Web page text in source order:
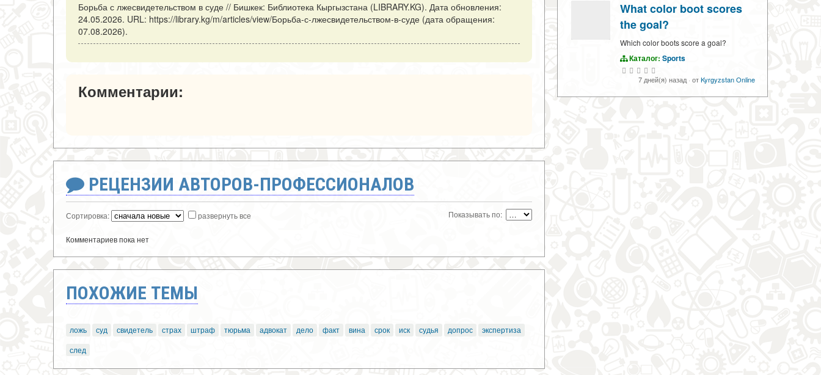
Борьба с лжесвидетельством в суде // Бишкек: Библиотека Кыргызстана (LIBRARY.KG). Дата обновления:
24.05.2026. URL: https://library.kg/m/articles/view/Борьба-с-лжесвидетельством-в-суде (дата обращения:
07.08.2026).
Комментарии:
РЕЦЕНЗИИ АВТОРОВ-ПРОФЕССИОНАЛОВ
Сортировка: развернуть все Показывать по:
Комментариев пока нет
ПОХОЖИЕ ТЕМЫ
ложь суд свидетель страх штраф тюрьма адвокат дело факт вина срок иск судья допрос
экспертиза
след
What color boot scores
the goal?
Which color boots score a goal?
Каталог: Sports
7 дней(я) назад· отKyrgyzstan Online